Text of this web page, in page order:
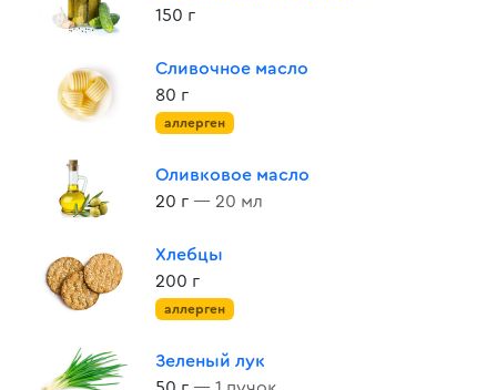
150 г
Сливочное масло
80 г
аллерген
Оливковое масло
20 г — 20 мл
Хлебцы
200 г
аллерген
Зеленый лук